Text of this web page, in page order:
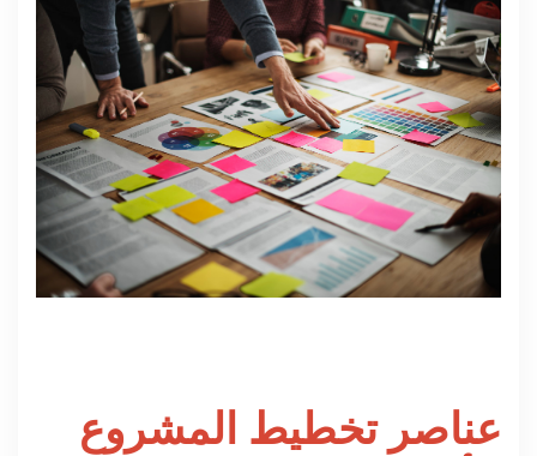
عناصر تخطيط المشروع